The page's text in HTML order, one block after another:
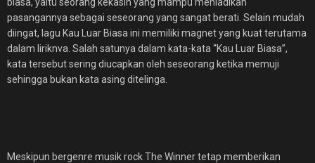
pasangannya sebagai seseorang yang sangat berati. Selain mudah
diingat, lagu Kau Luar Biasa ini memiliki magnet yang kuat terutama
dalam liriknva. Salah satunya dalam kata-kata “Kau Luar Biasa”,
kata tersebut sering diucapkan oleh seseorang ketika memuji
sehingga bukan kata asing ditelinga.
Meskipun bergenre musik rock The Winner tetap memberikan